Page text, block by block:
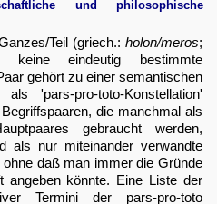
und philosophische
Teil (griech.: holon/meros;
keine eindeutig bestimmte
gehört zu einer semantischen
'pars-pro-toto-Konstellation'
die manchmal als
gebraucht werden,
als nur miteinander verwandte
daß man immer die Gründe
angeben könnte. Eine Liste der
Termini der pars-pro-toto